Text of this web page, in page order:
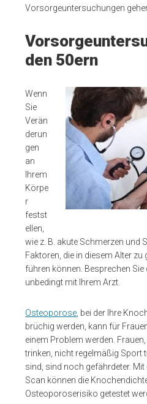
Vorsorgeuntersuchungen
den 50ern
Wenn
Sie
Verän
derun
gen
an
Ihrem
Körpe
r
festst
ellen,
wie z. B. akute Schmerzen und
Faktoren, die in diesem Alter
führen können. Besprechen Sie
unbedingt mit Ihrem Arzt.
Osteoporose , bei der Ihre
brüchig werden, kann für
einem Problem werden.
trinken, nicht regelmäßig Sport
sind, sind noch gefährdeter.
Scan können die
Osteoporoserisiko getestet